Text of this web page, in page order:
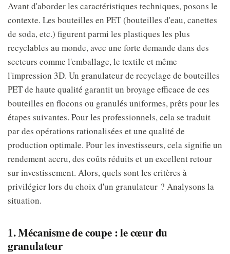
Avant d'aborder les caractéristiques techniques, posons le
contexte. Les bouteilles en PET (bouteilles d'eau, canettes
de soda, etc.) figurent parmi les plastiques les plus
recyclables au monde, avec une forte demande dans des
secteurs comme l'emballage, le textile et même
l'impression 3D. Un granulateur de recyclage de bouteilles
PET de haute qualité garantit un broyage efficace de ces
bouteilles en flocons ou granulés uniformes, prêts pour les
étapes suivantes. Pour les professionnels, cela se traduit
par des opérations rationalisées et une qualité de
production optimale. Pour les investisseurs, cela signifie un
rendement accru, des coûts réduits et un excellent retour
sur investissement. Alors, quels sont les critères à
privilégier lors du choix d'un granulateur ? Analysons la
situation.
1. Mécanisme de coupe : le cœur du
granulateur